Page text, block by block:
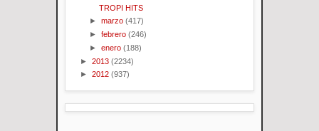
TROPI HITS
►marzo (417)
►febrero (246)
►enero (188)
► 2013 (2234)
► 2012 (937)